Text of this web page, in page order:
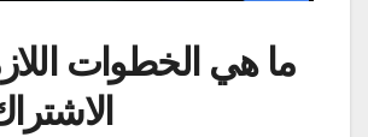
ما هي الخطوات